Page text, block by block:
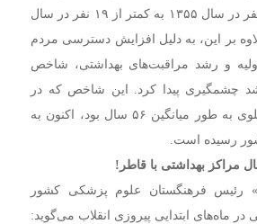
مادران باردار از ۲۵۵ نفر در سال ۱۳۵۵ به کمتر از ۱۹ نفر در سال
بر این، به دلیل افزایش دسترسی مردم
و رشد مراقبت‌های بهداشتی، شاخص
چشمگیری پیدا کرد. این شاخص که در
دوره سلطنت رژیم پهلوی به طور میانگین ۵۶ سال بود، اکنون به
مراکز بهداشتی با قاطر!
رئیس فرهنگستان علوم پزشکی کشور
در ماه‌های ابتدایی پیروزی انقلاب می‌گوید: